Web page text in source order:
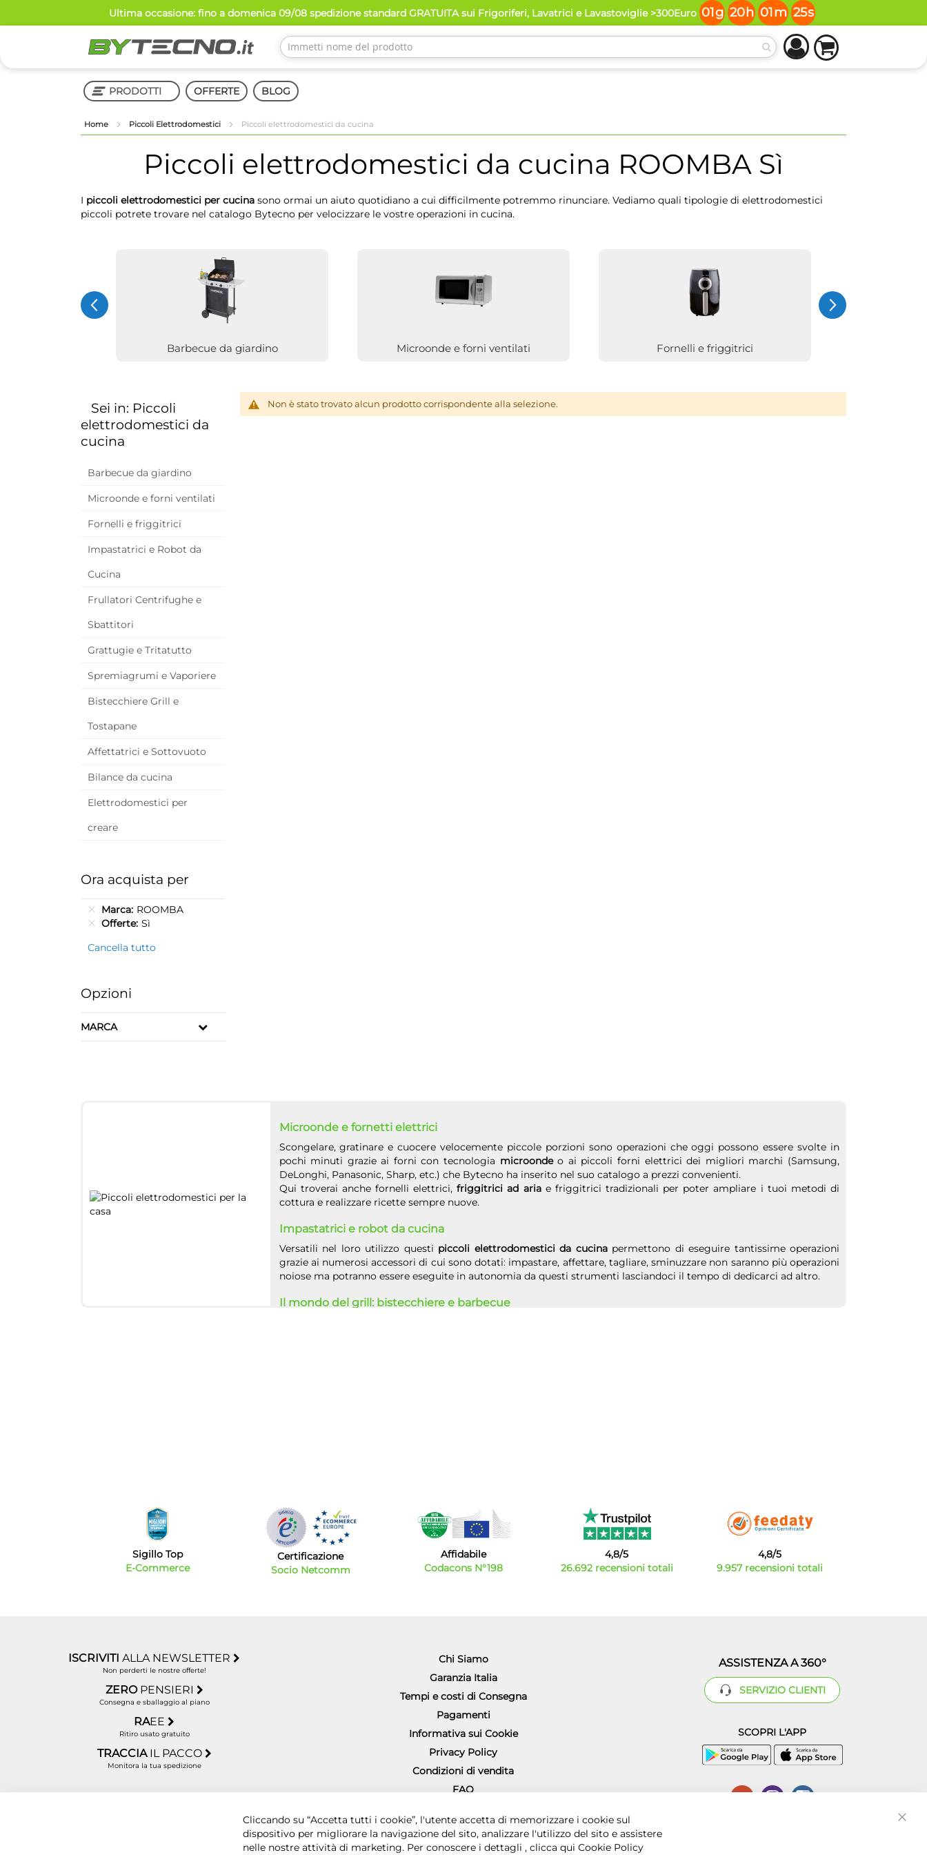
contenuto
Ultima occasione: fino a domenica 09/08 spedizione standard GRATUITA sui Frigoriferi, Lavatrici e Lavastoviglie >300Euro 01g 20h 01m 25s
PRODOTTI OFFERTE BLOG
Home Piccoli Elettrodomestici Piccoli elettrodomestici da cucina
Piccoli elettrodomestici da cucina ROOMBA Sì
I piccoli elettrodomestici per cucina sono ormai un aiuto quotidiano a cui difficilmente potremmo rinunciare. Vediamo quali tipologie di elettrodomestici
piccoli potrete trovare nel catalogo Bytecno per velocizzare le vostre operazioni in cucina.
Barbecue da giardino Microonde e forni ventilati Fornelli e friggitrici
Non è stato trovato alcun prodotto corrispondente alla selezione.
Sei in: Piccoli
elettrodomestici da
cucina
Barbecue da giardino
Microonde e forni ventilati
Fornelli e friggitrici
Impastatrici e Robot da
Cucina
Frullatori Centrifughe e
Sbattitori
Grattugie e Tritatutto
Spremiagrumi e Vaporiere
Bistecchiere Grill e
Tostapane
Affettatrici e Sottovuoto
Bilance da cucina
Elettrodomestici per
creare
Ora acquista per
Marca ROOMBA
Offerte Sì
Cancella tutto
Opzioni
MARCA
Microonde e fornetti elettrici
Scongelare, gratinare e cuocere velocemente piccole porzioni sono operazioni che oggi possono essere svolte in
pochi minuti grazie ai forni con tecnologia microondeo ai piccoli forni elettrici dei migliori marchi (Samsung,
DeLonghi, Panasonic, Sharp, etc.) che Bytecno ha inserito nel suo catalogo a prezzi convenienti.
Qui troverai anche fornelli elettrici,friggitrici ad ariae friggitrici tradizionali per poter ampliare i tuoi metodi di
cottura e realizzare ricette sempre nuove.
Impastatrici e robot da cucina
Versatili nel loro utilizzo questi piccoli elettrodomestici da cucinapermettono di eseguire tantissime operazioni
grazie ai numerosi accessori di cui sono dotati: impastare, affettare, tagliare, sminuzzare non saranno più operazioni
noiose ma potranno essere eseguite in autonomia da questi strumenti lasciandoci il tempo di dedicarci ad altro.
Il mondo del grill: bistecchiere e barbecue
Sigillo Top
E-Commerce
Certificazione
Socio Netcomm
Affidabile
Codacons N°198
4,8/5
26.692 recensioni totali
4,8/5
9.957 recensioni totali
ISCRIVITIALLA NEWSLETTER
Non perderti le nostre offerte!
ZERO PENSIERI
Consegna e sballaggio al piano
RAEE
Ritiro usato gratuito
TRACCIA IL PACCO
Monitora la tua spedizione
Chi Siamo
Garanzia Italia
Tempi e costi di Consegna
Pagamenti
Informativa sui Cookie
Privacy Policy
Condizioni di vendita
FAQ
ASSISTENZA A 360°
SERVIZIO CLIENTI
SCOPRI L'APP